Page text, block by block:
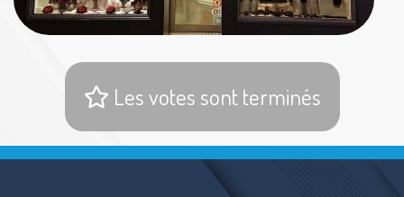
Les votes sont terminés